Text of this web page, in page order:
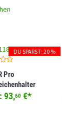
Pro
mit CFMOTO
93,60 €*
DU SPARST: 20 %